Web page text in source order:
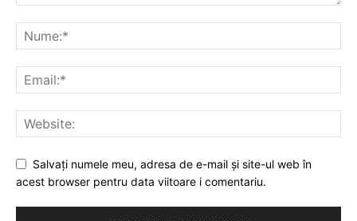
Salvați numele meu, adresa de e-mail și site-ul web în
acest browser pentru data viitoare i comentariu.